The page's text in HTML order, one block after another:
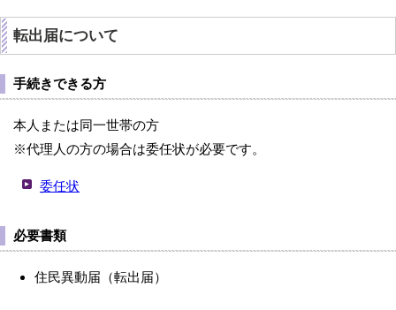
転出届について
手続きできる方
本人または同一世帯の方
※代理人の方の場合は委任状が必要です。
委任状
必要書類
住民異動届（転出届）